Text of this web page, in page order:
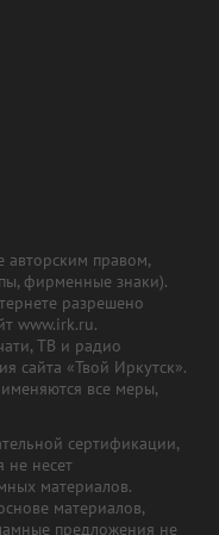
авторским правом,
фирменные знаки).
разрешено
www.irk.ru.
ТВ и радио
сайта «Твой Иркутск».
все меры,
сертификации,
не несет
материалов.
материалов,
предложения не